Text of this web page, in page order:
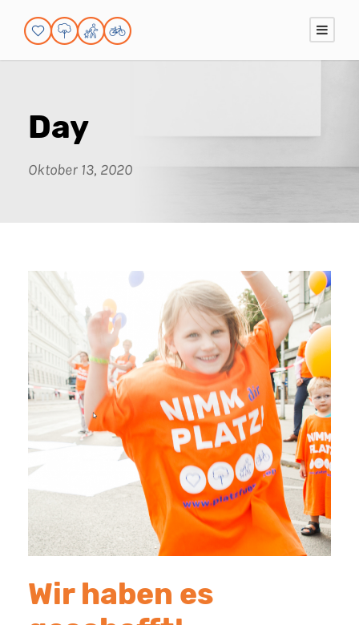
Day
Oktober 13, 2020
Wir haben es